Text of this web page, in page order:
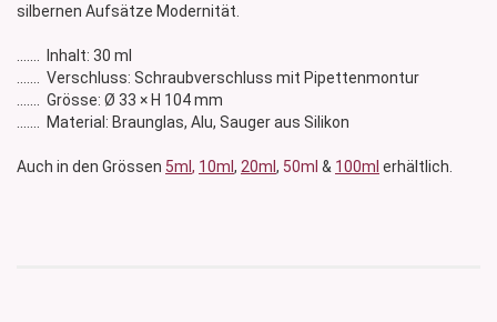
silbernen Aufsätze Modernität.
....... Inhalt: 30 ml
....... Verschluss: Schraubverschluss mit Pipettenmontur
....... Grösse: Ø 33 × H 104 mm
....... Material: Braunglas, Alu, Sauger aus Silikon
Auch in den Grössen 5ml , 10ml , 20ml , 50ml & 100ml erhältlich.